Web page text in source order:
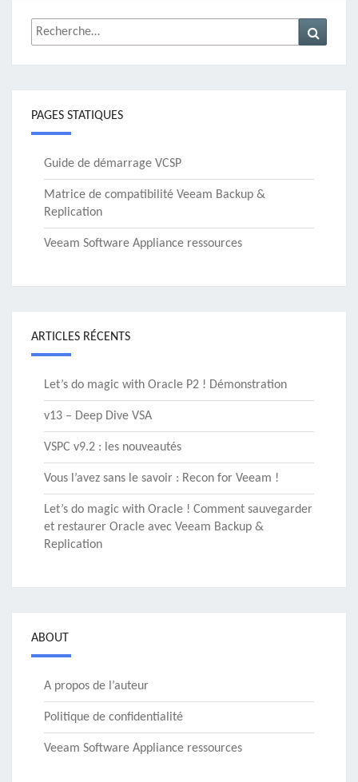
Rechercher :
PAGES STATIQUES
Guide de démarrage VCSP
Matrice de compatibilité Veeam Backup &
Replication
Veeam Software Appliance ressources
ARTICLES RÉCENTS
Let’s do magic with Oracle P2 ! Démonstration
v13 – Deep Dive VSA
VSPC v9.2 : les nouveautés
Vous l’avez sans le savoir : Recon for Veeam !
Let’s do magic with Oracle ! Comment sauvegarder
et restaurer Oracle avec Veeam Backup &
Replication
ABOUT
A propos de l’auteur
Politique de confidentialité
Veeam Software Appliance ressources